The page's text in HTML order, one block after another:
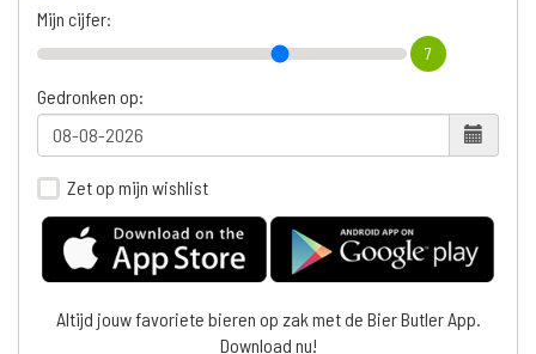
Mijn cijfer:
7
Gedronken op:
Zet op mijn wishlist
Altijd jouw favoriete bieren op zak met de Bier Butler App.
Download nu!